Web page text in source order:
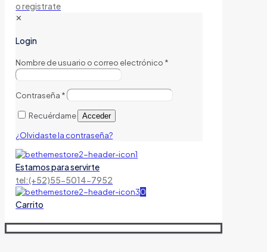
o registrate
✕
Login
Nombre de usuario o correo electrónico *
Contraseña *
Recuérdame Acceder
¿Olvidaste la contraseña?
Estamos para servirte
tel:(+52)55-5014-7952
0
Carrito